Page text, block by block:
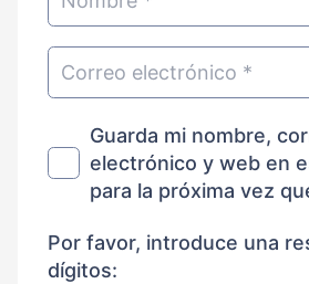
Guarda mi nombre,
electrónico y web en
para la próxima vez
Por favor, introduce una
dígitos: